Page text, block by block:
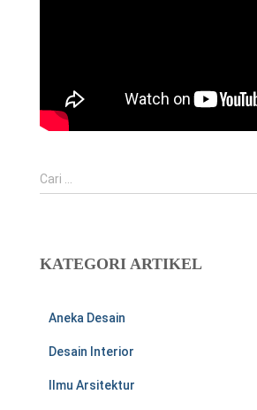
C
a
n
Cari …
KATEGORI ARTIKEL
Aneka Desain
Desain Interior
Ilmu Arsitektur